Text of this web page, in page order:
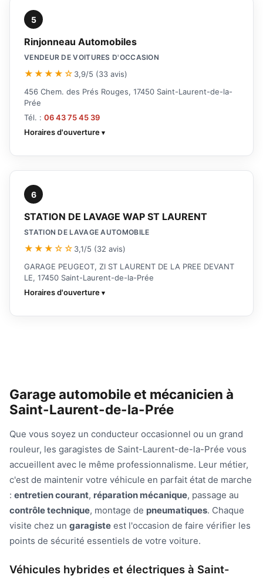
5
Rinjonneau Automobiles
VENDEUR DE VOITURES D'OCCASION
★★★★☆ 3,9/5 (33 avis)
456 Chem. des Prés Rouges, 17450 Saint-Laurent-de-la-
Prée
Tél. : 06 43 75 45 39
Horaires d'ouverture
6
STATION DE LAVAGE WAP ST LAURENT
STATION DE LAVAGE AUTOMOBILE
★★★☆☆ 3,1/5 (32 avis)
GARAGE PEUGEOT, ZI ST LAURENT DE LA PREE DEVANT
LE, 17450 Saint-Laurent-de-la-Prée
Horaires d'ouverture
Garage automobile et mécanicien à
Saint-Laurent-de-la-Prée
Que vous soyez un conducteur occasionnel ou un grand
rouleur, les garagistes de Saint-Laurent-de-la-Prée vous
accueillent avec le même professionnalisme. Leur métier,
c'est de maintenir votre véhicule en parfait état de marche
: entretien courant, réparation mécanique, passage au
contrôle technique, montage de pneumatiques. Chaque
visite chez un garagiste est l'occasion de faire vérifier les
points de sécurité essentiels de votre voiture.
Véhicules hybrides et électriques à Saint-